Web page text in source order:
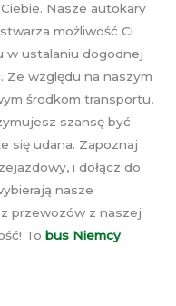
Nasze autokary
możliwość Ci
w ustalaniu dogodnej
Ze względu na naszym
środkom transportu,
szansę być
się udana. Zapoznaj
i dołącz do
nasze
przewozów z naszej
To bus Niemcy